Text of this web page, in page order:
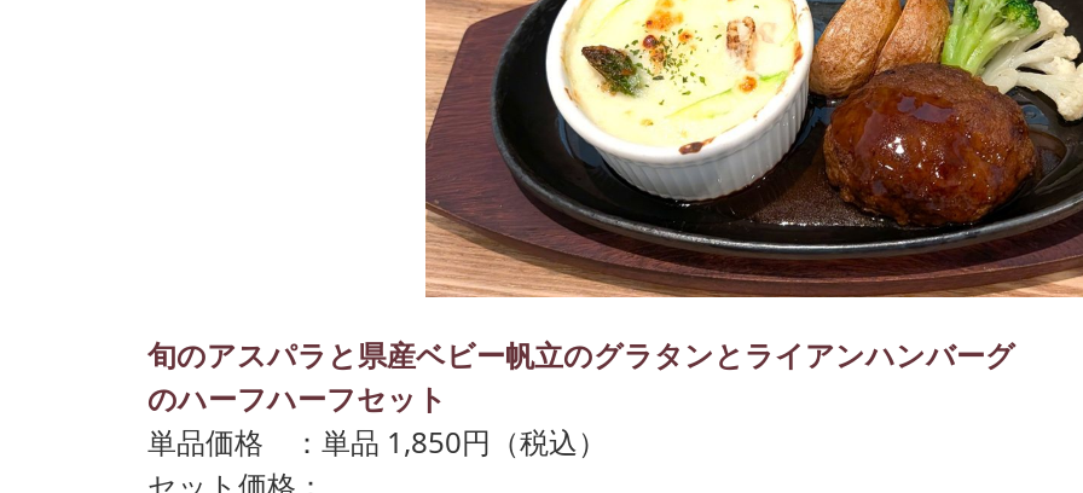
旬のアスパラと県産ベビー帆立のグラタンとライアンハンバーグ
のハーフハーフセット
単品価格 ：単品 1,850円（税込）